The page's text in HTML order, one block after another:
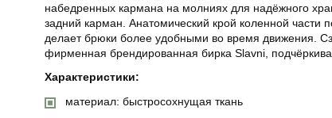
набедренных кармана на молниях для надёжного
задний карман. Анатомический крой коленной части
делает брюки более удобными во время движения.
фирменная брендированная бирка Slavni,
Характеристики:
материал: быстросохнущая ткань